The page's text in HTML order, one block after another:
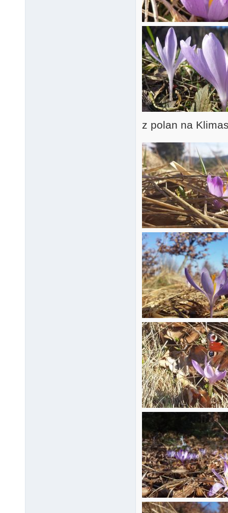
z polan na